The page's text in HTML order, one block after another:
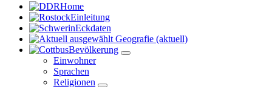
Home
Einleitung
Eckdaten
Geografie (aktuell)
Bevölkerung
Einwohner
Sprachen
Religionen